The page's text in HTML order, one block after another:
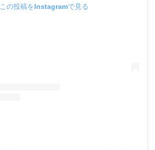
この投稿をInstagramで見る